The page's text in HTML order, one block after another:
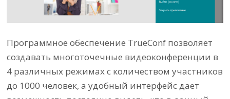
Программное обеспечение TrueConf позволяет
создавать многоточечные видеоконференции в
4 различных режимах с количеством участников
до 1000 человек, а удобный интерфейс дает